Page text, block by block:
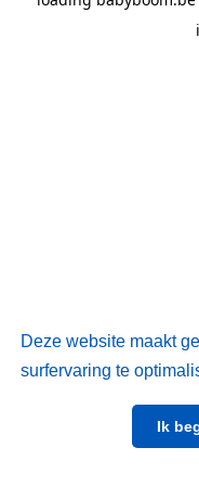
Deze website maakt
surfervaring te
Ik